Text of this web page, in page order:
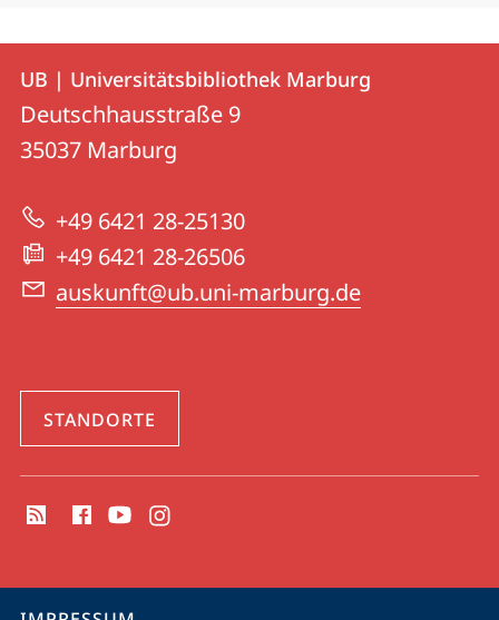
Kontakt
und
Informationen
zur
Website
Kontaktinformationen
UB
|
Universitätsbibliothek
Marburg
UB | Universitätsbibliothek Marburg
Deutschhausstraße 9
35037 Marburg
+49 6421 28-25130
+49 6421 28-26506
auskunft@ub.uni-marburg.de
STANDORTE
Media
Service-